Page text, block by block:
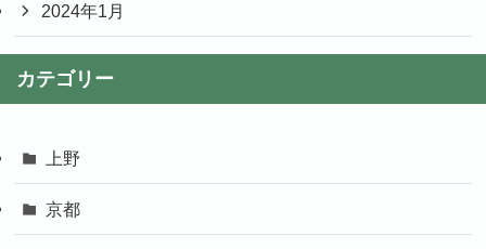
2024年1月
カテゴリー
上野
京都